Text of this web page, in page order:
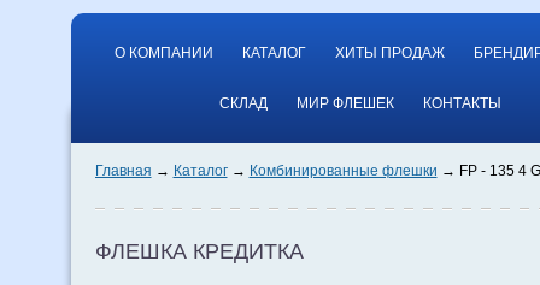
О КОМПАНИИ КАТАЛОГ ХИТЫ ПРОДАЖ
СКЛАД МИР ФЛЕШЕК КОНТАКТЫ
Главная Каталог Комбинированные флешки FP - 135 4
ФЛЕШКА КРЕДИТКА